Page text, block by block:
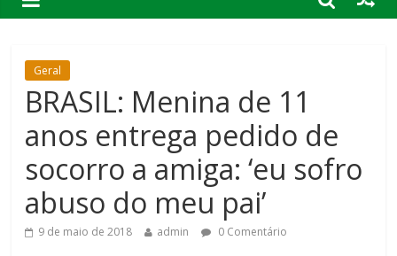
Geral
BRASIL: Menina de 11
anos entrega pedido de
socorro a amiga: ‘eu sofro
abuso do meu pai’
9 de maio de 2018 admin 0 Comentário